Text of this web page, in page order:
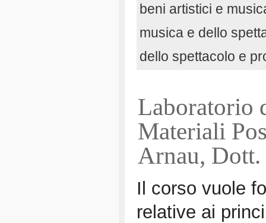
beni artistici e
musica e dello
dello spettacolo e
Laboratorio
Materiali
Arnau,
Il corso vuole
relative ai